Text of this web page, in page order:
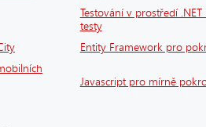
Testování v prostředí
testy
Entity Framework pro
Javascript pro mírně